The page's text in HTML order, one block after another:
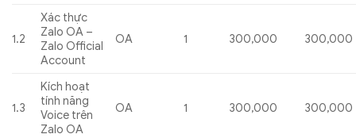
1.2
Xác thực
Zalo OA –
Zalo Official
Account
OA 1 300,000 300,000
1.3
Kích hoạt
tính năng
Voice trên
Zalo OA
OA 1 300,000 300,000